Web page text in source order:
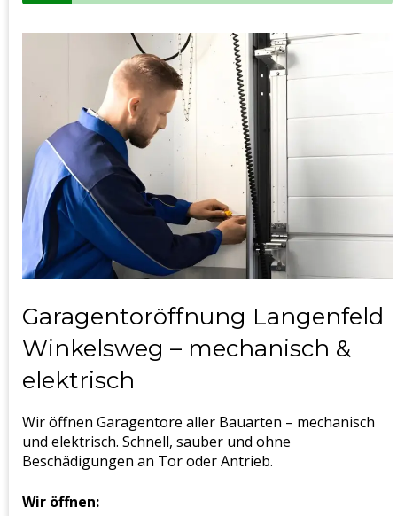
Garagentoröffnung Langenfeld
Winkelsweg – mechanisch &
elektrisch
Wir öffnen Garagentore aller Bauarten – mechanisch
und elektrisch. Schnell, sauber und ohne
Beschädigungen an Tor oder Antrieb.
Wir öffnen: